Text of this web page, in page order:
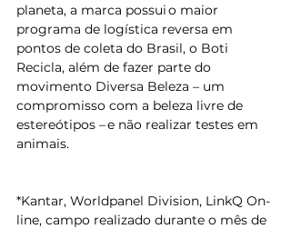
planeta, a marca possui o maior
programa de logística reversa em
pontos de coleta do Brasil, o Boti
Recicla, além de fazer parte do
movimento Diversa Beleza – um
compromisso com a beleza livre de
estereótipos – e não realizar testes em
animais.
*Kantar, Worldpanel Division, LinkQ On-
line, campo realizado durante o mês de